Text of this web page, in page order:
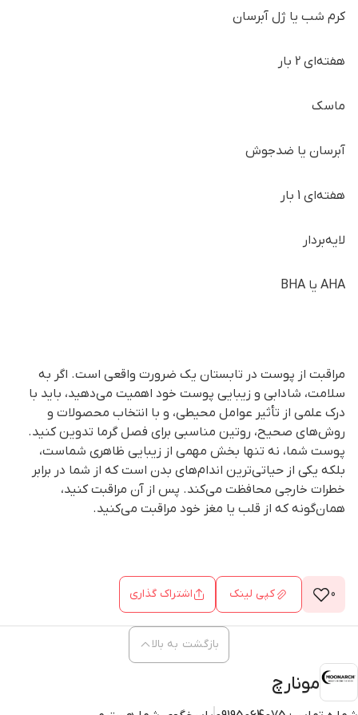
کرم شب یا ژل آبرسان
هفته‌ای 2 بار
ماسک
آبرسان یا ضدجوش
هفته‌ای 1 بار
لایه‌بردار
AHA یا BHA
مراقبت از پوست در تابستان یک ضرورت واقعی است. اگر به
سلامت، شادابی و زیبایی پوست خود اهمیت می‌دهید، باید با
درک علمی از تأثیر عوامل محیطی، و با انتخاب محصولات و
روش‌های صحیح، روتین مناسبی برای فصل گرما تدوین کنید.
پوست شما، نه تنها بخش مهمی از زیبایی ظاهری شماست،
بلکه یکی از حیاتی‌ترین اندام‌های بدن است که از شما در برابر
خطرات خارجی محافظت می‌کند. پس از آن مراقبت کنید،
همان‌گونه که از قلب یا مغز خود مراقبت می‌کنید.
0 کپی لینک اشتراک گذاری
مونارچ
بازگشت به بالا